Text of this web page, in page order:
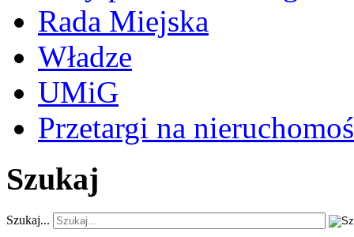
Rada Miejska
Władze
UMiG
Przetargi na
Szukaj
Szukaj...